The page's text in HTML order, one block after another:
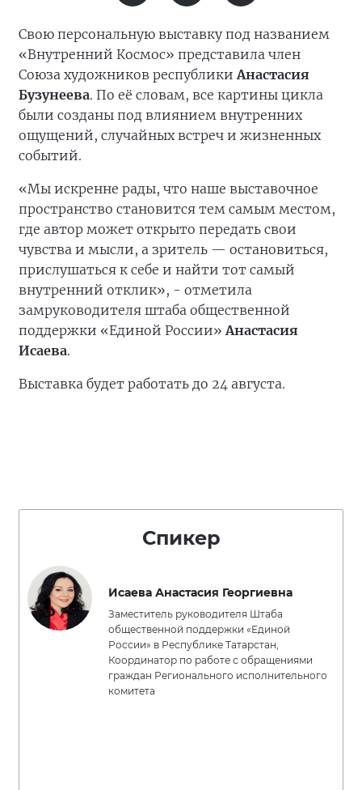
Свою персональную выставку под названием
«Внутренний Космос» представила член
Союза художников республики Анастасия
Бузунеева. По её словам, все картины цикла
были созданы под влиянием внутренних
ощущений, случайных встреч и жизненных
событий.
«Мы искренне рады, что наше выставочное
пространство становится тем самым местом,
где автор может открыто передать свои
чувства и мысли, а зритель — остановиться,
прислушаться к себе и найти тот самый
внутренний отклик», - отметила
замруководителя штаба общественной
поддержки «Единой России»Анастасия
Исаева.
Выставка будет работать до 24 августа.
Спикер
Исаева Анастасия Георгиевна
Заместитель руководителя Штаба
общественной поддержки «Единой
России» в Республике Татарстан,
Координатор по работе с обращениями
граждан Регионального исполнительного
комитета